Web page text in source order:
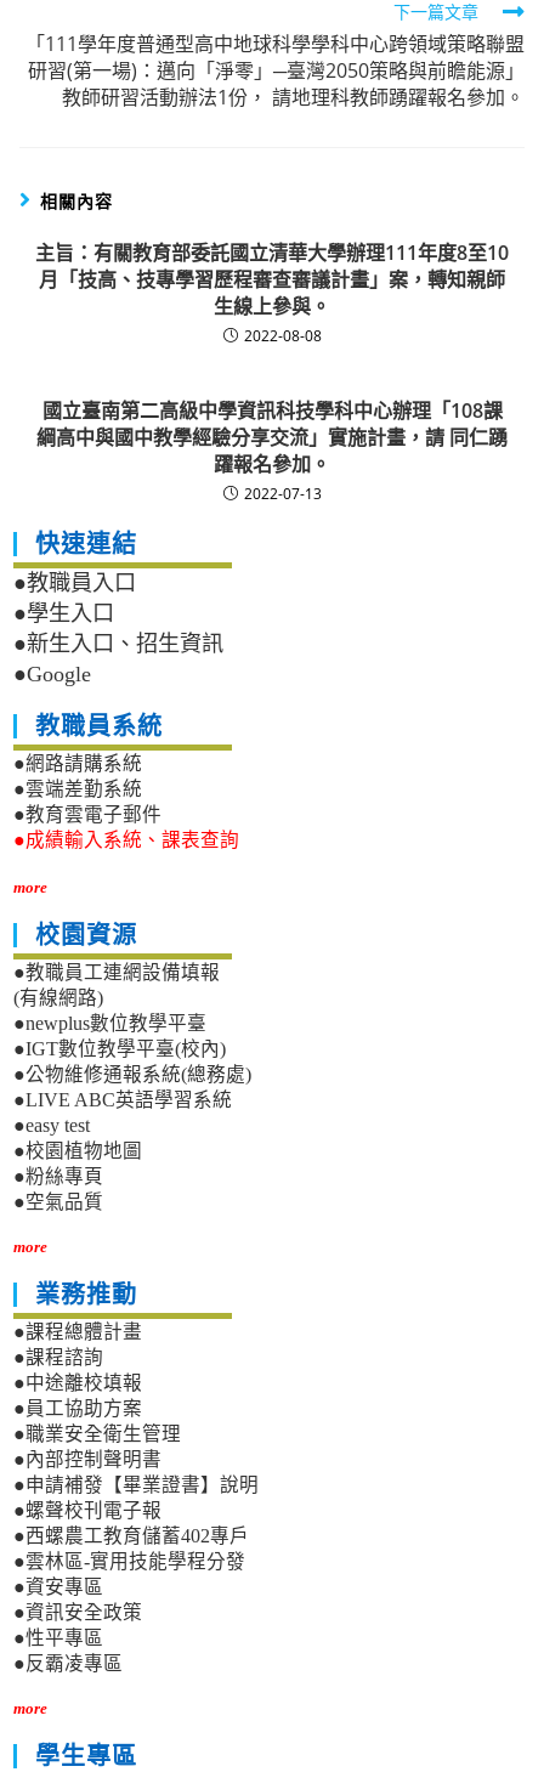
下一篇文章
「111學年度普通型高中地球科學學科中心跨領域策略聯盟
研習(第一場)：邁向「淨零」─臺灣2050策略與前瞻能源」
教師研習活動辦法1份， 請地理科教師踴躍報名參加。
相關內容
主旨：有關教育部委託國立清華大學辦理111年度8至10
月「技高、技專學習歷程審查審議計畫」案，轉知親師
生線上參與。
2022-08-08
國立臺南第二高級中學資訊科技學科中心辦理「108課
綱高中與國中教學經驗分享交流」實施計畫，請 同仁踴
躍報名參加。
2022-07-13
快速連結
●教職員入口
●學生入口
●新生入口、招生資訊
●Google
教職員系統
●網路請購系統
●雲端差勤系統
●教育雲電子郵件
●成績輸入系統、課表查詢
more
校園資源
●教職員工連網設備填報
(有線網路)
●newplus數位教學平臺
●IGT數位教學平臺(校內)
●公物維修通報系統(總務處)
●LIVE ABC英語學習系統
●easy test
●校園植物地圖
●粉絲專頁
●空氣品質
more
業務推動
●課程總體計畫
●課程諮詢
●中途離校填報
●員工協助方案
●職業安全衛生管理
●內部控制聲明書
●申請補發【畢業證書】說明
●螺聲校刊電子報
●西螺農工教育儲蓄402專戶
●雲林區-實用技能學程分發
●資安專區
●資訊安全政策
●性平專區
●反霸凌專區
more
學生專區